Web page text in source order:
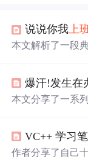
说说你我上
本文解析了一段
爆汗!发生在
本文分享了一系
VC++ 学习
作者分享了自己